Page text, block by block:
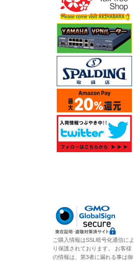
ご購入情報はSSL暗号化通信によ
り保護されております。 お客様
の情報は、第3者に漏れる事は御